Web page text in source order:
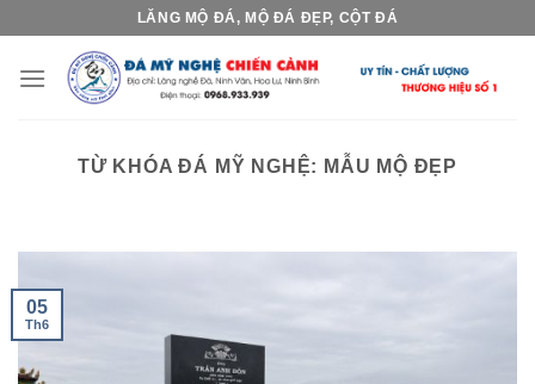
content
LĂNG MỘ ĐÁ, MỘ ĐÁ ĐẸP, CỘT ĐÁ
TỪ KHÓA ĐÁ MỸ NGHỆ: MẪU MỘ ĐẸP
05
Th6